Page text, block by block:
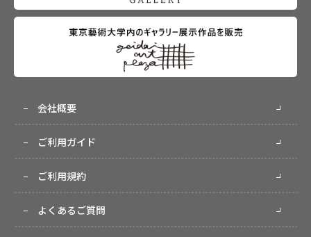
会社概要
ご利用ガイド
ご利用規約
よくあるご質問